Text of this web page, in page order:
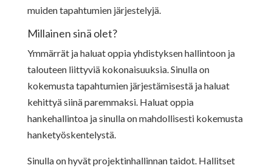
muiden tapahtumien järjestelyjä.
Millainen sinä olet?
Ymmärrät ja haluat oppia yhdistyksen hallintoon ja
talouteen liittyviä kokonaisuuksia. Sinulla on
kokemusta tapahtumien järjestämisestä ja haluat
kehittyä siinä paremmaksi. Haluat oppia
hankehallintoa ja sinulla on mahdollisesti kokemusta
hanketyöskentelystä.
Sinulla on hyvät projektinhallinnan taidot. Hallitset